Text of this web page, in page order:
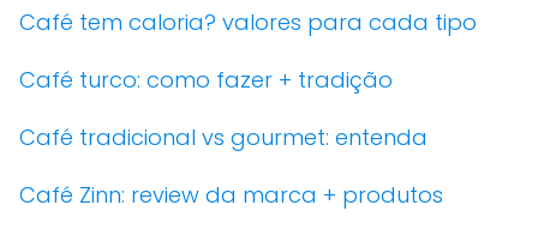
Café tem caloria? valores para cada tipo
Café turco: como fazer + tradição
Café tradicional vs gourmet: entenda
Café Zinn: review da marca + produtos